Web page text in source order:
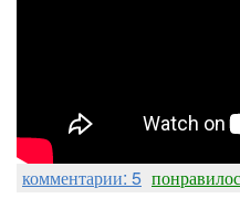
комментарии: 5